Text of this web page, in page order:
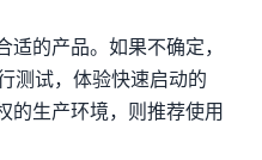
的产品。如果不确定，
测试，体验快速启动的
的生产环境，则推荐使用